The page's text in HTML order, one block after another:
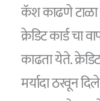
कॅश काढणे टाळा
क्रेडिट कार्ड
काढता येते.
मर्यादा ठरवून